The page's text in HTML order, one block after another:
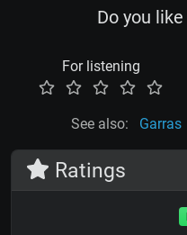
Do you
For listening
See also: Garras
Ratings